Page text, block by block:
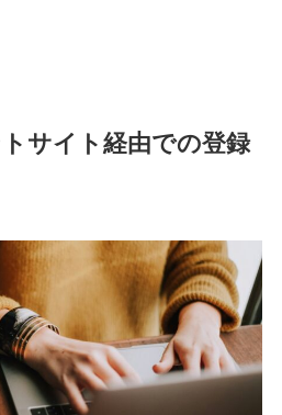
サイト経由での登録